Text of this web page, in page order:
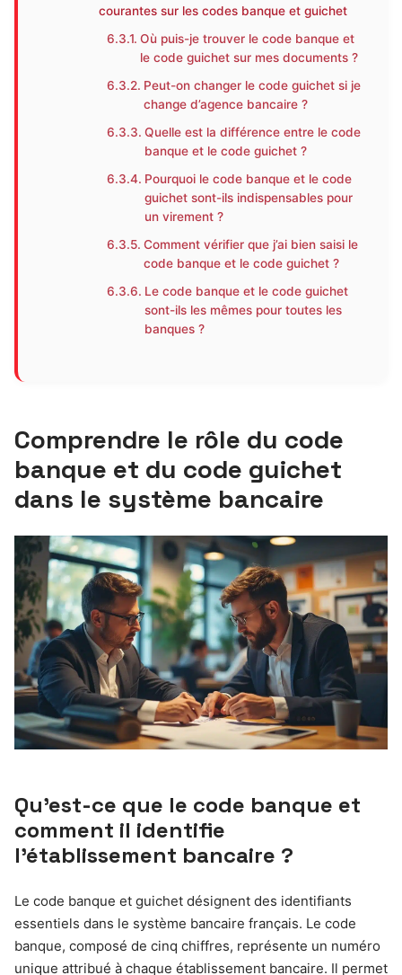
courantes sur les codes banque et guichet
Où puis-je trouver le code banque et
le code guichet sur mes documents ?
Peut-on changer le code guichet si je
change d’agence bancaire ?
Quelle est la différence entre le code
banque et le code guichet ?
Pourquoi le code banque et le code
guichet sont-ils indispensables pour
un virement ?
Comment vérifier que j’ai bien saisi le
code banque et le code guichet ?
Le code banque et le code guichet
sont-ils les mêmes pour toutes les
banques ?
Comprendre le rôle du code
banque et du code guichet
dans le système bancaire
Qu’est-ce que le code banque et
comment il identifie
l’établissement bancaire ?
Le code banque et guichet désignent des identifiants
essentiels dans le système bancaire français. Le code
banque, composé de cinq chiffres, représente un numéro
unique attribué à chaque établissement bancaire. Il permet